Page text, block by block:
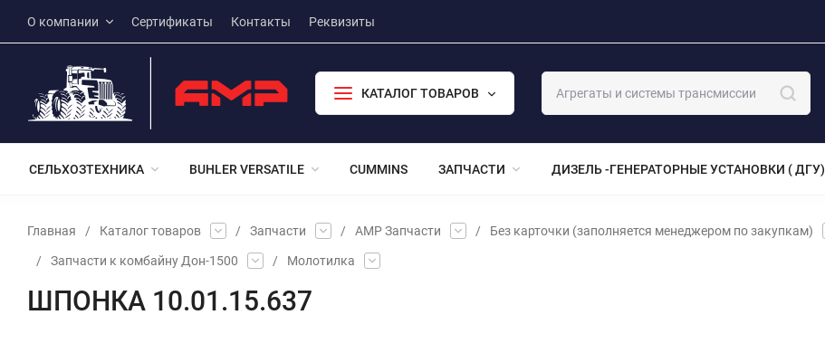
О компании Сертификаты Контакты Реквизиты
КАТАЛОГ ТОВАРОВ
СЕЛЬХОЗТЕХНИКА BUHLER VERSATILE CUMMINS ЗАПЧАСТИ ДИЗЕЛЬ -ГЕНЕРАТОРНЫЕ УСТАНОВКИ ( ДГУ)
Главная / Каталог товаров / Запчасти / АМР Запчасти / Без карточки (заполняется менеджером по закупкам)
/ Запчасти к комбайну Дон-1500 / Молотилка
ШПОНКА 10.01.15.637